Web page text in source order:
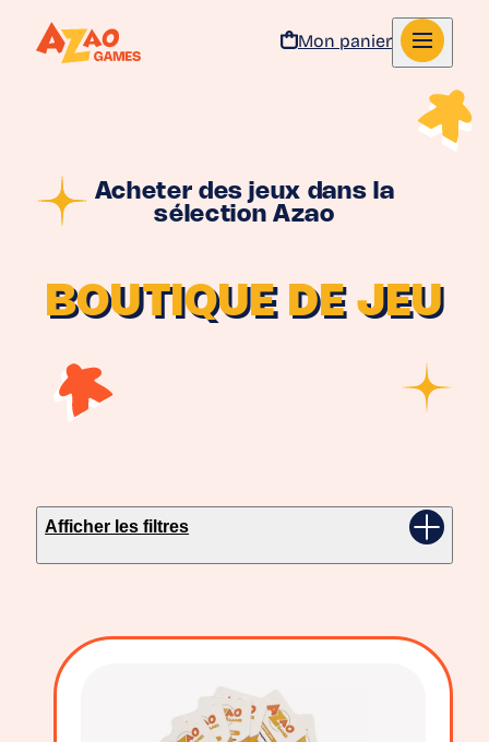
Mon panier
Acheter des jeux dans la
sélection Azao
BOUTIQUE DE JEU
Afficher les filtres